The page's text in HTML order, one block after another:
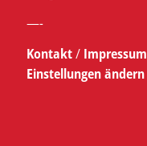
—-
Kontakt/ Impressum
Einstellungen ändern